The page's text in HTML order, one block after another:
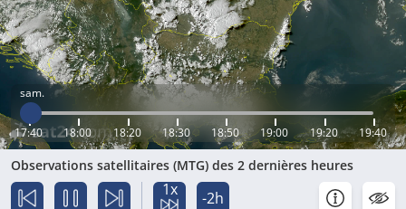
sam.
17:40 18:00 18:20 18:30 18:50 19:00 19:20 19:40
Observations satellitaires (MTG) des 2 dernières heures
1x -2h